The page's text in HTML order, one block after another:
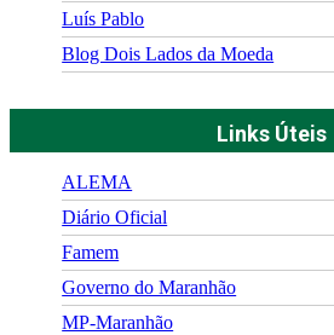
Luís Pablo
Blog Dois Lados da Moeda
Links Úteis
ALEMA
Diário Oficial
Famem
Governo do Maranhão
MP-Maranhão